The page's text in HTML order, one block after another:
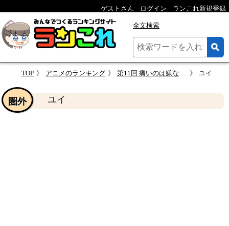
ゲストさん ログイン ランこれ新規登録
全文検索
TOP アニメのランキング 第11回 痛いのは嫌なので防御力に極振りしたいと思います。人気キャラクター投票 ユイ
ユイ
圏外